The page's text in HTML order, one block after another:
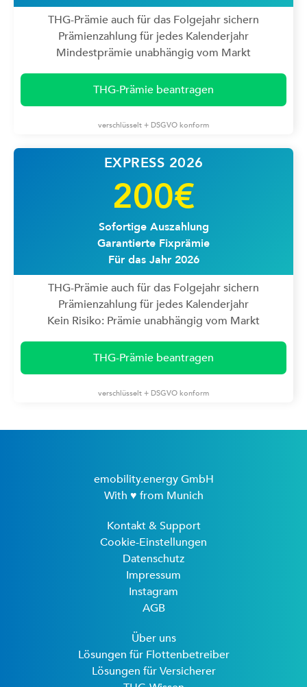
THG-Prämie auch für das Folgejahr sichern
Prämienzahlung für jedes Kalenderjahr
Mindestprämie unabhängig vom Markt
THG-Prämie beantragen
verschlüsselt + DSGVO konform
EXPRESS 2026
200€
Sofortige Auszahlung
Garantierte Fixprämie
Für das Jahr 2026
THG-Prämie auch für das Folgejahr sichern
Prämienzahlung für jedes Kalenderjahr
Kein Risiko: Prämie unabhängig vom Markt
THG-Prämie beantragen
verschlüsselt + DSGVO konform
emobility.energy GmbH
With ♥ from Munich
Kontakt & Support
Cookie-Einstellungen
Datenschutz
Impressum
Instagram
AGB
Über uns
Lösungen für Flottenbetreiber
Lösungen für Versicherer